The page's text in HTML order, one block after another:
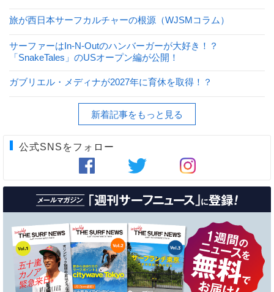
旅が西日本サーフカルチャーの根源（WJSMコラム）
サーファーはIn-N-Outのハンバーガーが大好き！？
「SnakeTales」のUSオープン編が公開！
ガブリエル・メディナが2027年に育休を取得！？
新着記事をもっと見る
公式SNSをフォロー